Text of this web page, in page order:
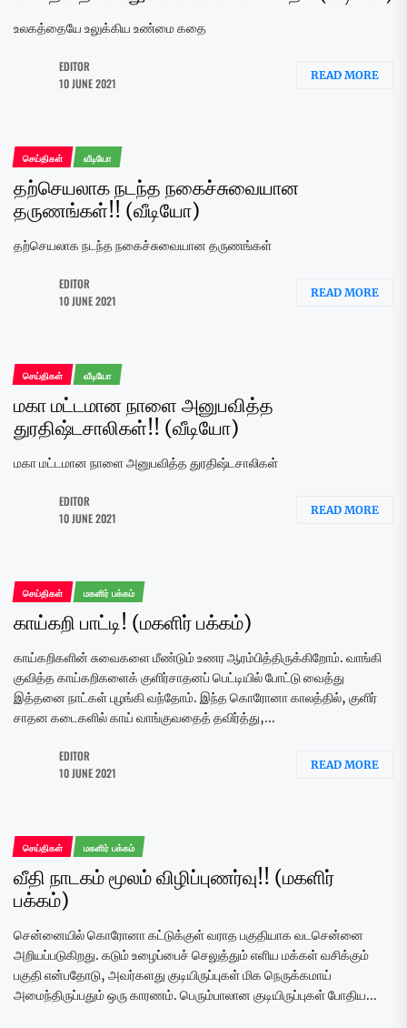
உலகத்தையே உலுக்கிய உண்மை கதை
EDITOR
10 JUNE 2021
READ MORE
செய்திகள் வீடியோ
தற்செயலாக நடந்த நகைச்சுவையான
தருணங்கள்!! (வீடியோ)
தற்செயலாக நடந்த நகைச்சுவையான தருணங்கள்
EDITOR
10 JUNE 2021
READ MORE
செய்திகள் வீடியோ
மகா மட்டமான நாளை அனுபவித்த
துரதிஷ்டசாலிகள்!! (வீடியோ)
மகா மட்டமான நாளை அனுபவித்த துரதிஷ்டசாலிகள்
EDITOR
10 JUNE 2021
READ MORE
செய்திகள் மகளிர் பக்கம்
காய்கறி பாட்டி! (மகளிர் பக்கம்)
காய்கறிகளின் சுவைகளை மீண்டும் உணர ஆரம்பித்திருக்கிறோம். வாங்கி
குவித்த காய்கறிகளைக் குளிர்சாதனப் பெட்டியில் போட்டு வைத்து
இத்தனை நாட்கள் புழங்கி வந்தோம். இந்த கொரோனா காலத்தில், குளிர்
சாதன கடைகளில் காய் வாங்குவதைத் தவிர்த்து,...
EDITOR
10 JUNE 2021
READ MORE
செய்திகள் மகளிர் பக்கம்
வீதி நாடகம் மூலம் விழிப்புணர்வு!! (மகளிர்
பக்கம்)
சென்னையில் கொரோனா கட்டுக்குள் வராத பகுதியாக வடசென்னை
அறியப்படுகிறது. கடும் உழைப்பைச் செலுத்தும் எளிய மக்கள் வசிக்கும்
பகுதி என்பதோடு, அவர்களது குடியிருப்புகள் மிக நெருக்கமாய்
அமைந்திருப்பதும் ஒரு காரணம். பெரும்பாலான குடியிருப்புகள் போதிய...